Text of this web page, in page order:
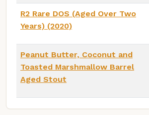
R2 Rare DOS (Aged Over Two
Years) (2020)
Peanut Butter, Coconut and
Toasted Marshmallow Barrel
Aged Stout